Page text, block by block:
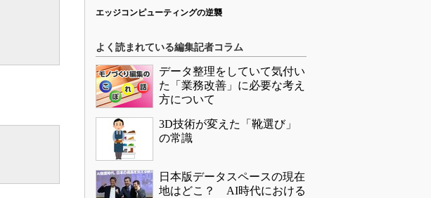
エッジコンピューティングの逆襲
よく読まれている編集記者コラム
データ整理をしていて気付い
た「業務改善」に必要な考え
方について
3D技術が変えた「靴選び」
の常識
日本版データスペースの現在
地はどこ？ AI時代における